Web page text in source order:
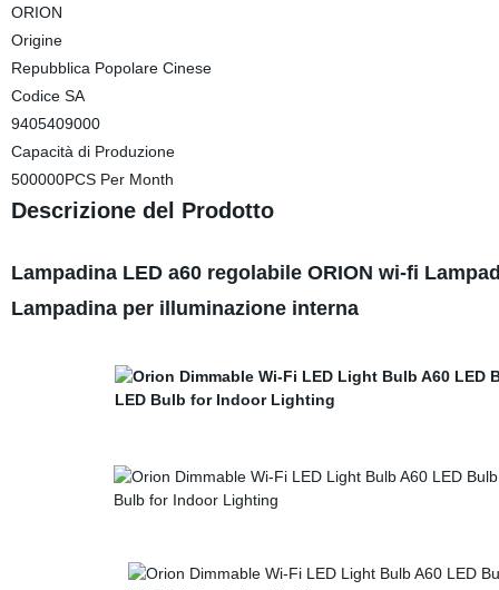
ORION
Origine
Repubblica Popolare Cinese
Codice SA
9405409000
Capacità di Produzione
500000PCS Per Month
Descrizione del Prodotto
Lampadina LED a60 regolabile ORION wi-fi
Lampadina per illuminazione interna